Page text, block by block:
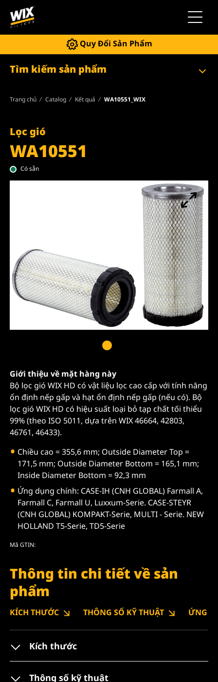
Quy Đổi Sản Phẩm
Tìm kiếm sản phẩm
Trang chủ Catalog Kết quả WA10551_WIX
Lọc gió
WA10551
Có sẵn
Giới thiệu về mặt hàng này
Bộ lọc gió WIX HD có vật liệu lọc cao cấp với tính năng
ổn định nếp gấp và hạt ổn định nếp gấp (nếu có). Bộ
lọc gió WIX HD có hiệu suất loại bỏ tạp chất tối thiểu
99% (theo ISO 5011, dựa trên WIX 46664, 42803,
46761, 46433).
Chiều cao = 355,6 mm; Outside Diameter Top =
171,5 mm; Outside Diameter Bottom = 165,1 mm;
Inside Diameter Bottom = 92,3 mm
Ứng dụng chính: CASE-IH (CNH GLOBAL) Farmall A,
Farmall C, Farmall U, Luxxum-Serie. CASE-STEYR
(CNH GLOBAL) KOMPAKT-Serie, MULTI - Serie. NEW
HOLLAND T5-Serie, TD5-Serie
Mã GTIN:
Thông tin chi tiết về sản
phẩm
KÍCH THƯỚC THÔNG SỐ KỸ THUẬT ỨNG
Kích thước
Thông số kỹ thuật